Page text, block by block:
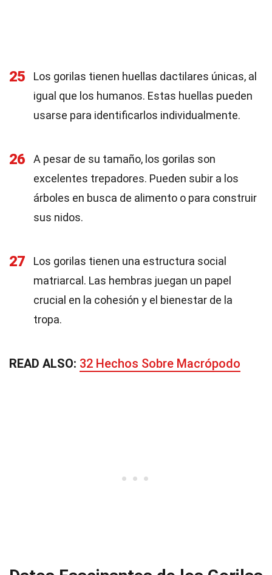
25
Los gorilas tienen huellas dactilares únicas, al
igual que los humanos. Estas huellas pueden
usarse para identificarlos individualmente.
26
A pesar de su tamaño, los gorilas son
excelentes trepadores. Pueden subir a los
árboles en busca de alimento o para construir
sus nidos.
27
Los gorilas tienen una estructura social
matriarcal. Las hembras juegan un papel
crucial en la cohesión y el bienestar de la
tropa.
READ ALSO: 32 Hechos Sobre Macrópodo